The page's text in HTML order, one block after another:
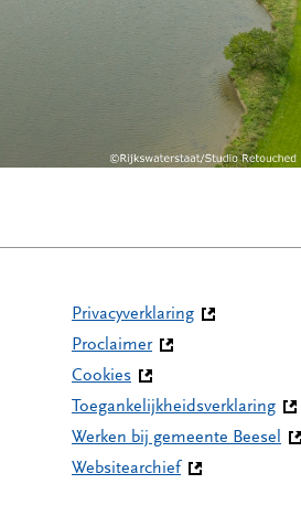
Privacyverklaring
Proclaimer
Cookies
Toegankelijkheidsverklaring
Werken bij gemeente Beesel
Websitearchief